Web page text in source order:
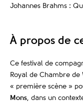
Johannes Brahms :
À propos de
Ce festival de
Royal de Chambre de
« première scène »
Mons, dans un